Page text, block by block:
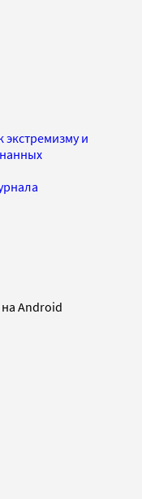
экстремизму и
Android